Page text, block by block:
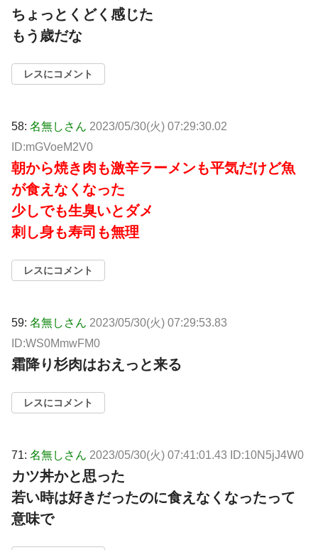
ちょっとくどく感じた
もう歳だな
レスにコメント
58: 名無しさん 2023/05/30(火) 07:29:30.02
ID:mGVoeM2V0
朝から焼き肉も激辛ラーメンも平気だけど魚
が食えなくなった
少しでも生臭いとダメ
刺し身も寿司も無理
レスにコメント
59: 名無しさん 2023/05/30(火) 07:29:53.83
ID:WS0MmwFM0
霜降り杉肉はおえっと来る
レスにコメント
71: 名無しさん 2023/05/30(火) 07:41:01.43 ID:10N5jJ4W0
カツ丼かと思った
若い時は好きだったのに食えなくなったって
意味で